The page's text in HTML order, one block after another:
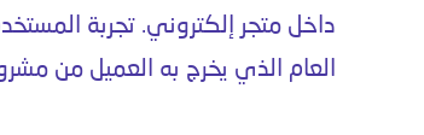
داخل متجر إلكتروني. تجربة
العام الذي يخرج به العميل من